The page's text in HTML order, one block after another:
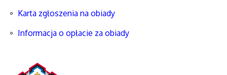
Karta zgłoszenia na obiady
Informacja o opłacie za obiady